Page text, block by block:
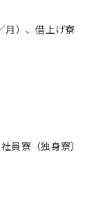
月）、借上げ寮
員寮（独身寮）